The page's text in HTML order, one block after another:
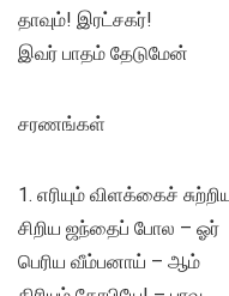
தாவும்! இரட்சகர்!
இவர் பாதம் தேடுமேன்
சரணங்கள்
1. எரியும் விளக்கைச்
சிறிய ஜந்தைப் போல – ஓர்
பெரிய வீம்பனாய் – ஆம்